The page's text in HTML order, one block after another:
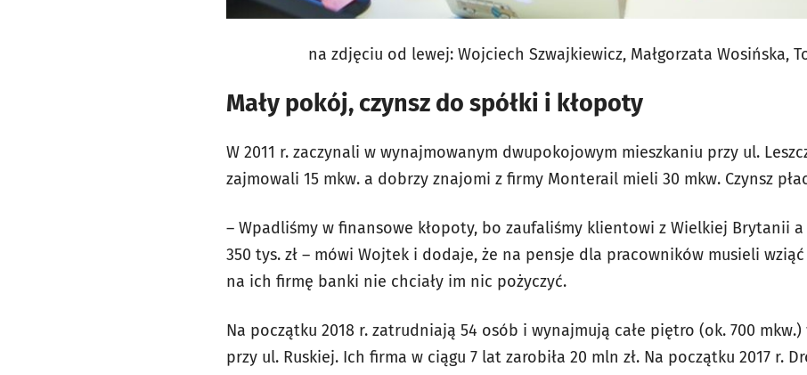
na zdjęciu od lewej: Wojciech Szwajkiewicz, Małgorzata Wosińska,
Mały pokój, czynsz do spółki i kłopoty
W 2011 r. zaczynali w wynajmowanym dwupokojowym mieszkaniu przy ul.
zajmowali 15 mkw. a dobrzy znajomi z firmy Monterail mieli 30 mkw. Czynsz
– Wpadliśmy w finansowe kłopoty, bo zaufaliśmy klientowi z Wielkiej Brytanii a
350 tys. zł – mówi Wojtek i dodaje, że na pensje dla pracowników musieli
na ich firmę banki nie chciały im nic pożyczyć.
Na początku 2018 r. zatrudniają 54 osób i wynajmują całe piętro (ok. 700
przy ul. Ruskiej. Ich firma w ciągu 7 lat zarobiła 20 mln zł. Na początku 2017 r.